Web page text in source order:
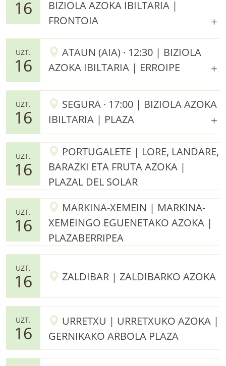
16
BIZIOLA AZOKA IBILTARIA |
FRONTOIA
UZT.
16
ATAUN (AIA) · 12:30 | BIZIOLA
AZOKA IBILTARIA | ERROIPE
UZT.
16
SEGURA · 17:00 | BIZIOLA AZOKA
IBILTARIA | PLAZA
UZT.
16
PORTUGALETE | LORE, LANDARE,
BARAZKI ETA FRUTA AZOKA |
PLAZAL DEL SOLAR
UZT.
16
MARKINA-XEMEIN | MARKINA-
XEMEINGO EGUENETAKO AZOKA |
PLAZABERRIPEA
UZT.
16 ZALDIBAR | ZALDIBARKO AZOKA
UZT.
16
URRETXU | URRETXUKO AZOKA |
GERNIKAKO ARBOLA PLAZA